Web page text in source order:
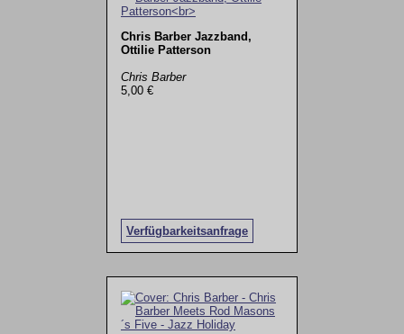
Chris Barber Jazzband,
Ottilie Patterson
Chris Barber
5,00 €
Verfügbarkeitsanfrage